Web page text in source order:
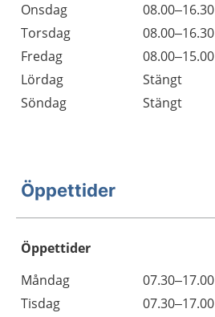
Onsdag
08.00–16.30
Torsdag
08.00–16.30
Fredag
08.00–15.00
Lördag
Stängt
Söndag
Stängt
Öppettider
Öppettider
Dag
Öppettider
Kommentarer
Måndag
07.30–17.00
Tisdag
07.30–17.00